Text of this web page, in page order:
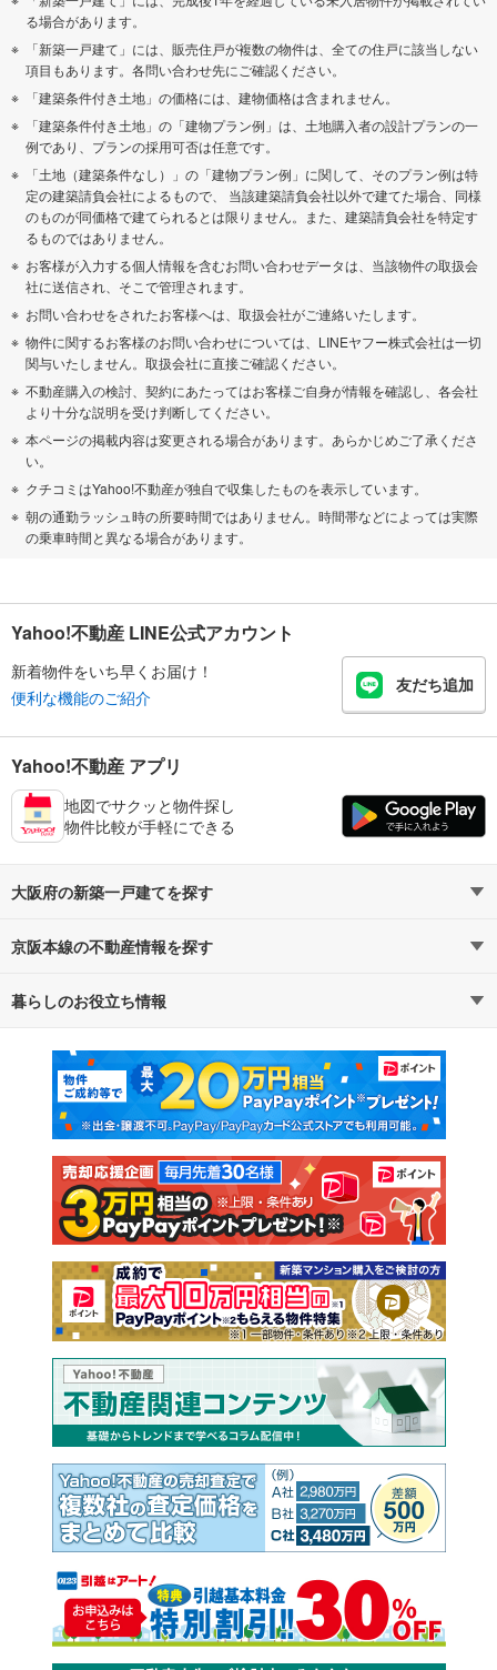
る場合があります。
「新築一戸建て」には、販売住戸が複数の物件は、全ての住戸に該当しない
項目もあります。各問い合わせ先にご確認ください。
「建築条件付き土地」の価格には、建物価格は含まれません。
「建築条件付き土地」の「建物プラン例」は、土地購入者の設計プランの一
例であり、プランの採用可否は任意です。
「土地（建築条件なし）」の「建物プラン例」に関して、そのプラン例は特
定の建築請負会社によるもので、 当該建築請負会社以外で建てた場合、同様
のものが同価格で建てられるとは限りません。また、建築請負会社を特定す
るものではありません。
お客様が入力する個人情報を含むお問い合わせデータは、当該物件の取扱会
社に送信され、そこで管理されます。
お問い合わせをされたお客様へは、取扱会社がご連絡いたします。
物件に関するお客様のお問い合わせについては、LINEヤフー株式会社は一切
関与いたしません。取扱会社に直接ご確認ください。
不動産購入の検討、契約にあたってはお客様ご自身が情報を確認し、各会社
より十分な説明を受け判断してください。
本ページの掲載内容は変更される場合があります。あらかじめご了承くださ
い。
クチコミはYahoo!不動産が独自で収集したものを表示しています。
朝の通勤ラッシュ時の所要時間ではありません。時間帯などによっては実際
の乗車時間と異なる場合があります。
Yahoo!不動産 LINE公式アカウント
新着物件をいち早くお届け！
便利な機能のご紹介
友だち追加
Yahoo!不動産 アプリ
地図でサクッと物件探し
物件比較が手軽にできる
大阪府の新築一戸建てを探す
路線・駅から探す
通勤・通学時間から探す
京阪本線の不動産情報を探す
不動産・住宅
新築マンション 中古マンション
新築一戸建て 中古一戸建て
注文住宅 土地
売却査定
暮らしのお役立ち情報
マンションカタログ 教えて！住まいの先生